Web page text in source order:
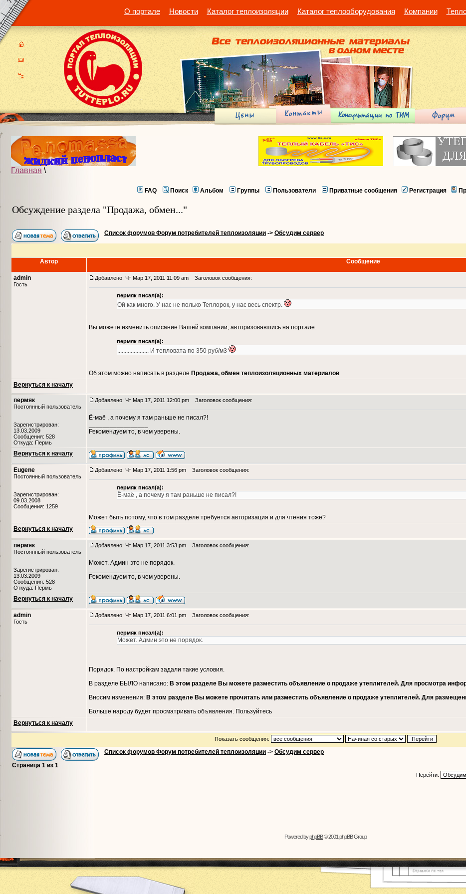
О портале Новости Каталог теплоизоляции Каталог теплооборудования Компании
Главная \
FAQ Поиск Альбом Группы Пользователи Приватные сообщения Регистрация
Обсуждение раздела "Продажа, обмен..."
Список форумов Форум потребителей теплоизоляции -> Обсудим сервер
Автор
Сообщение
admin
Гость
Добавлено: Чт Мар 17, 2011 11:09 am Заголовок сообщения:
пермяк писал(а):
Ой как много. У нас не полько Теплорок, у нас весь спектр.
Вы можете изменить описание Вашей компании, авторизовавшись на портале.
пермяк писал(а):
..................... И тепловата по 350 руб/м3
Об этом можно написать в разделе Продажа, обмен теплоизоляционных материалов
Вернуться к началу
пермяк
Постоянный пользователь
Зарегистрирован:
13.03.2009
Сообщения: 528
Откуда: Пермь
Добавлено: Чт Мар 17, 2011 12:00 pm Заголовок сообщения:
Ё-маё , а почему я там раньше не писал?!
Рекомендуем то, в чем уверены.
Вернуться к началу
Eugene
Постоянный пользователь
Зарегистрирован:
09.03.2008
Сообщения: 1259
Добавлено: Чт Мар 17, 2011 1:56 pm Заголовок сообщения:
пермяк писал(а):
Ё-маё , а почему я там раньше не писал?!
Может быть потому, что в том разделе требуется авторизация и для чтения тоже?
Вернуться к началу
пермяк
Постоянный пользователь
Зарегистрирован:
13.03.2009
Сообщения: 528
Откуда: Пермь
Добавлено: Чт Мар 17, 2011 3:53 pm Заголовок сообщения:
Может. Админ это не порядок.
Рекомендуем то, в чем уверены.
Вернуться к началу
admin
Гость
Добавлено: Чт Мар 17, 2011 6:01 pm Заголовок сообщения:
пермяк писал(а):
Может. Админ это не порядок.
Порядок. По настройкам задали такие условия.
В разделе БЫЛО написано: В этом разделе Вы можете разместить объявление о продаже утеплителей. Для просмотра
Вносим изменения: В этом разделе Вы можете прочитать или разместить объявление о продаже утеплителей. Для
Больше народу будет просматривать объявления. Пользуйтесь
Вернуться к началу
Показать сообщения:
Список форумов Форум потребителей теплоизоляции -> Обсудим сервер
Страница 1 из 1
Перейти:
Powered byphpBB© 2001 phpBB Group